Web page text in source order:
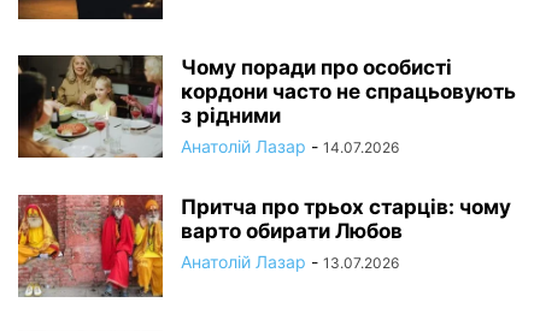
Чому поради про особисті
кордони часто не спрацьовують
з рідними
Анатолій Лазар - 14.07.2026
Притча про трьох старців: чому
варто обирати Любов
Анатолій Лазар - 13.07.2026